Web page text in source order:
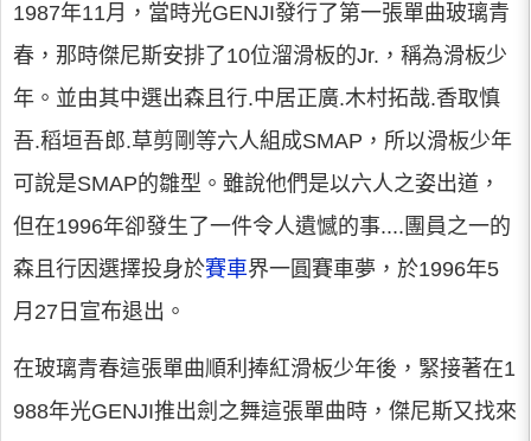
1987年11月，當時光GENJI發行了第一張單曲玻璃青
春，那時傑尼斯安排了10位溜滑板的Jr.，稱為滑板少
年。並由其中選出森且行.中居正廣.木村拓哉.香取慎
吾.稻垣吾郎.草剪剛等六人組成SMAP，所以滑板少年
可說是SMAP的雛型。雖說他們是以六人之姿出道，
但在1996年卻發生了一件令人遺憾的事....團員之一的
森且行因選擇投身於賽車界一圓賽車夢，於1996年5
月27日宣布退出。
在玻璃青春這張單曲順利捧紅滑板少年後，緊接著在1
988年光GENJI推出劍之舞這張單曲時，傑尼斯又找來